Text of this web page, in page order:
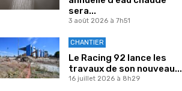
sera...
3 août 2026 à 7h51
CHANTIER
Le Racing 92 lance les
travaux de son nouveau...
16 juillet 2026 à 8h29